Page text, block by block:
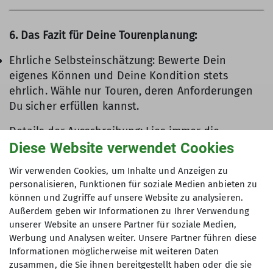
6. Das Fazit für Deine Tourenplanung:
Ehrliche Selbsteinschätzung: Bewerte Dein
eigenes Können und Deine Kondition stets
ehrlich. Wähle nur Touren, deren Anforderungen
Du sicher erfüllen kannst.
Details der Ausschreibung: Lies immer die
spezifische Tourenausschreibung genau durch,
technischen und konditionellen Anforderungen
für die jeweilige Tour
Diese Website verwendet Cookies
Wir verwenden Cookies, um Inhalte und Anzeigen zu
personalisieren, Funktionen für soziale Medien anbieten zu
können und Zugriffe auf unsere Website zu analysieren.
Außerdem geben wir Informationen zu Ihrer Verwendung
unserer Website an unsere Partner für soziale Medien,
Werbung und Analysen weiter. Unsere Partner führen diese
Informationen möglicherweise mit weiteren Daten
zusammen, die Sie ihnen bereitgestellt haben oder die sie